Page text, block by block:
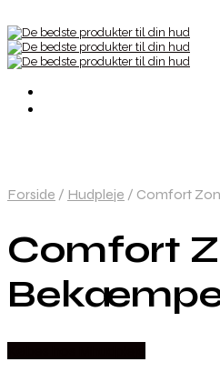
Forside / Hudpleje / Comfort
Comfort